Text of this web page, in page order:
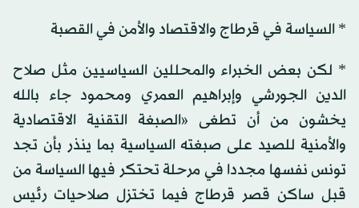
* السياسة في قرطاج والاقتصاد والأمن في القصبة
* لكن بعض الخبراء والمحللين السياسيين مثل صلاح
الدين الجورشي وإبراهيم العمري ومحمود جاء بالله
يخشون من أن تطغى «الصبغة التقنية الاقتصادية
والأمنية للصيد على صبغته السياسية بما ينذر بأن تجد
تونس نفسها مجددا في مرحلة تحتكر فيها السياسة من
قبل ساكن قصر قرطاج فيما تختزل صلاحيات رئيس